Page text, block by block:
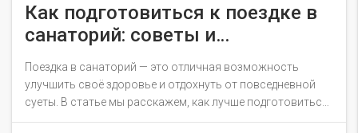
Как подготовиться к поездке в
санаторий: советы и
рекомендации
Поездка в санаторий — это отличная возможность
улучшить своё здоровье и отдохнуть от повседневной
суеты. В статье мы расскажем, как лучше подготовиться
к этой поездке, чтобы извлечь максимум пользы и